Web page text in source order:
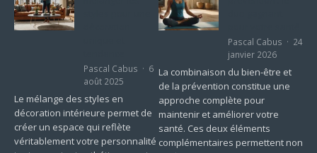
Pascal Cabus
6
août 2025
Le mélange des styles en
décoration intérieure permet de
créer un espace qui reflète
véritablement votre personnalité
Pascal Cabus
24
janvier 2026
La combinaison du bien-être et
de la prévention constitue une
approche complète pour
maintenir et améliorer votre
santé. Ces deux éléments
complémentaires permettent non